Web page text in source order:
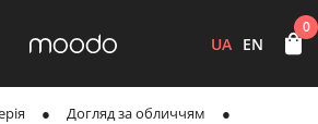
UA EN
0
Догляд за обличчям